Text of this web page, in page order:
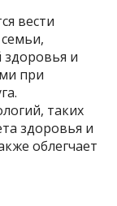
вести
здоровья и
при
таких
здоровья и
облегчает